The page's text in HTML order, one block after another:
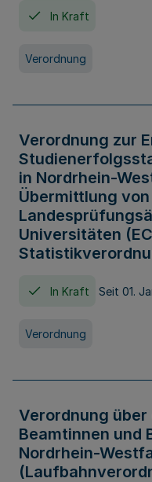
In Kraft
Verordnung
Verordnung zur
in Nordrhein-
Übermittlung
Universitäten
In Kraft Seit 01.
Verordnung
Verordnung
Beamtinnen und
Nordrhein-